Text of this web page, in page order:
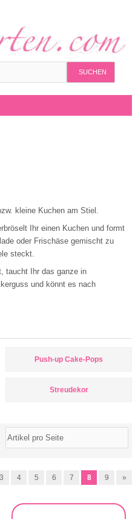
SUCHEN
kleine Kuchen am Stiel.
Ihr einen Kuchen und formt
oder Frischäse gemischt zu
steckt.
taucht Ihr das ganze in
und könnt es nach
Push-up Cake-Pops
Streudekor
3 4 5 6 7 8 9 »